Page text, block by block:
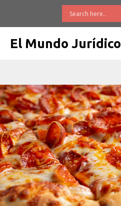
El Mundo Jurídico